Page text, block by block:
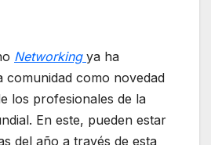
Networking ya ha
comunidad como novedad
los profesionales de la
En este, pueden estar
del año a través de esta